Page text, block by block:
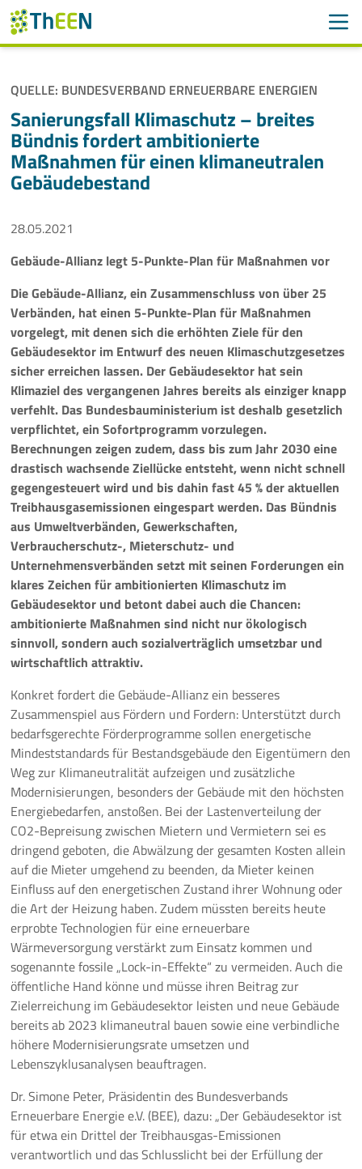
Navigation überspringen
ThEEN
Services
Mitglieder
Aktivitäten
Veranstaltungen
Aktuelles
Meldungen
Pressemeldungen
Branchenmeldungen
Statements
Positionen
Jobs
Mediathek
Akkreditierung
Mehr
QUELLE: BUNDESVERBAND ERNEUERBARE ENERGIEN
Sanierungsfall Klimaschutz – breites
Bündnis fordert ambitionierte
Maßnahmen für einen klimaneutralen
Gebäudebestand
28.05.2021
Gebäude-Allianz legt 5-Punkte-Plan für Maßnahmen vor
Die Gebäude-Allianz, ein Zusammenschluss von über 25
Verbänden, hat einen 5-Punkte-Plan für Maßnahmen
vorgelegt, mit denen sich die erhöhten Ziele für den
Gebäudesektor im Entwurf des neuen Klimaschutzgesetzes
sicher erreichen lassen. Der Gebäudesektor hat sein
Klimaziel des vergangenen Jahres bereits als einziger knapp
verfehlt. Das Bundesbauministerium ist deshalb gesetzlich
verpflichtet, ein Sofortprogramm vorzulegen.
Berechnungen zeigen zudem, dass bis zum Jahr 2030 eine
drastisch wachsende Ziellücke entsteht, wenn nicht schnell
gegengesteuert wird und bis dahin fast 45 % der aktuellen
Treibhausgasemissionen eingespart werden. Das Bündnis
aus Umweltverbänden, Gewerkschaften,
Verbraucherschutz-, Mieterschutz- und
Unternehmensverbänden setzt mit seinen Forderungen ein
klares Zeichen für ambitionierten Klimaschutz im
Gebäudesektor und betont dabei auch die Chancen:
ambitionierte Maßnahmen sind nicht nur ökologisch
sinnvoll, sondern auch sozialverträglich umsetzbar und
wirtschaftlich attraktiv.
Konkret fordert die Gebäude-Allianz ein besseres
Zusammenspiel aus Fördern und Fordern: Unterstützt durch
bedarfsgerechte Förderprogramme sollen energetische
Mindeststandards für Bestandsgebäude den Eigentümern den
Weg zur Klimaneutralität aufzeigen und zusätzliche
Modernisierungen, besonders der Gebäude mit den höchsten
Energiebedarfen, anstoßen. Bei der Lastenverteilung der
CO2-Bepreisung zwischen Mietern und Vermietern sei es
dringend geboten, die Abwälzung der gesamten Kosten allein
auf die Mieter umgehend zu beenden, da Mieter keinen
Einfluss auf den energetischen Zustand ihrer Wohnung oder
die Art der Heizung haben. Zudem müssten bereits heute
erprobte Technologien für eine erneuerbare
Wärmeversorgung verstärkt zum Einsatz kommen und
sogenannte fossile „Lock-in-Effekte“ zu vermeiden. Auch die
öffentliche Hand könne und müsse ihren Beitrag zur
Zielerreichung im Gebäudesektor leisten und neue Gebäude
bereits ab 2023 klimaneutral bauen sowie eine verbindliche
höhere Modernisierungsrate umsetzen und
Lebenszyklusanalysen beauftragen.
Dr. Simone Peter, Präsidentin des Bundesverbands
Erneuerbare Energie e.V. (BEE), dazu: „Der Gebäudesektor ist
für etwa ein Drittel der Treibhausgas-Emissionen
verantwortlich und das Schlusslicht bei der Erfüllung der